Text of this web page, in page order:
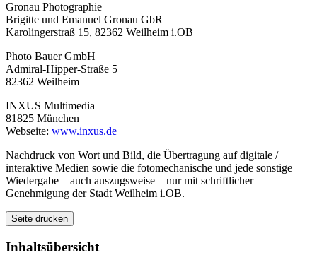
Gronau Photographie
Brigitte und Emanuel Gronau GbR
Karolingerstraß 15, 82362 Weilheim i.OB
Photo Bauer GmbH
Admiral-Hipper-Straße 5
82362 Weilheim
INXUS Multimedia
81825 München
Webseite: www.inxus.de
Nachdruck von Wort und Bild, die Übertragung auf digitale /
interaktive Medien sowie die fotomechanische und jede sonstige
Wiedergabe – auch auszugsweise – nur mit schriftlicher
Genehmigung der Stadt Weilheim i.OB.
Seite drucken
Inhaltsübersicht